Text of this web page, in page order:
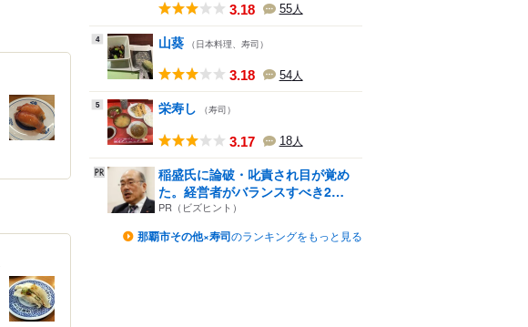
3.18 55人
4 山葵 （日本料理、寿司）
3.18 54人
5 栄寿し （寿司）
3.17 18人
稲盛氏に論破・叱責され目が覚め
た。経営者がバランスすべき2
つ...
PR（ビズヒント）
那覇市その他×寿司のランキングをもっと見る